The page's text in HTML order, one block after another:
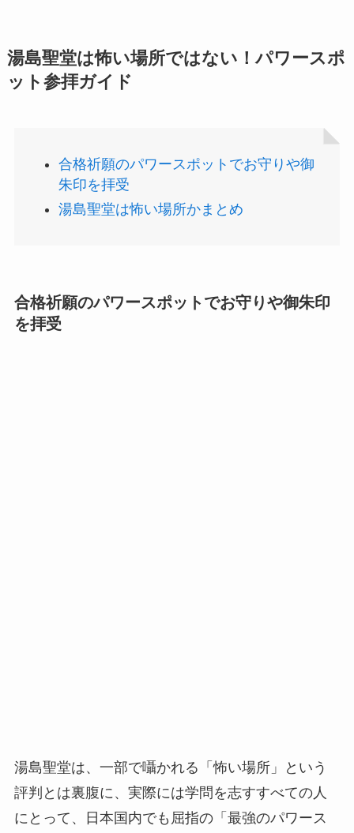
湯島聖堂は怖い場所ではない！パワースポ
ット参拝ガイド
合格祈願のパワースポットでお守りや御
朱印を拝受
湯島聖堂は怖い場所かまとめ
合格祈願のパワースポットでお守りや御朱印
を拝受
湯島聖堂は、一部で囁かれる「怖い場所」という
評判とは裏腹に、実際には学問を志すすべての人
にとって、日本国内でも屈指の「最強のパワース